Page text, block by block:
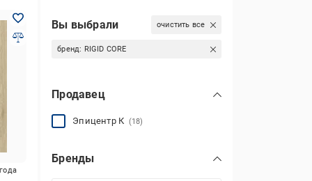
Вы выбрали очистить все
бренд: RIGID CORE
Продавец
Эпицентр К (18)
Бренды